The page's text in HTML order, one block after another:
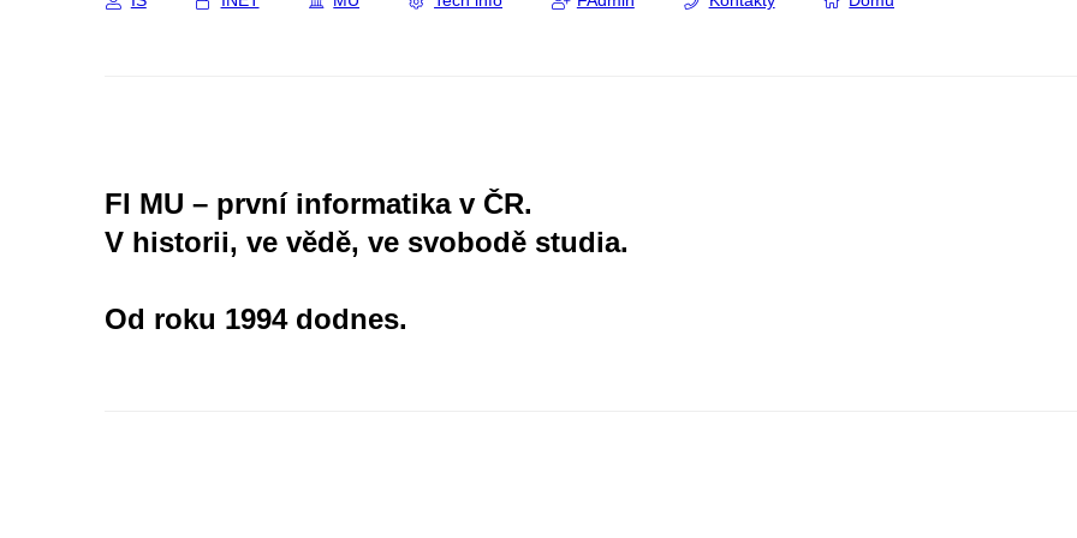
FI MU – první informatika v ČR.
V historii, ve vědě, ve svobodě studia.
Od roku 1994 dodnes.